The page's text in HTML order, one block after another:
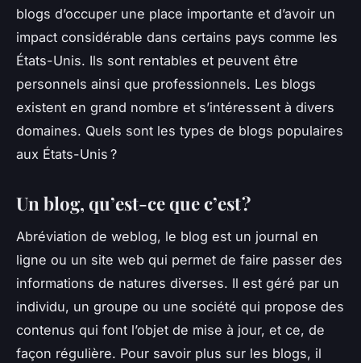
blogs d’occuper une place importante et d’avoir un
impact considérable dans certains pays comme les
États-Unis. Ils sont rentables et peuvent être
personnels ainsi que professionnels. Les blogs
existent en grand nombre et s’intéressent à divers
domaines. Quels sont les types de blogs populaires
aux États-Unis ?
Un blog, qu’est-ce que c’est ?
Abréviation de weblog, le blog est un journal en
ligne ou un site web qui permet de faire passer des
informations de natures diverses. Il est géré par un
individu, un groupe ou une société qui propose des
contenus qui font l’objet de mise à jour, et ce, de
façon régulière. Pour savoir plus sur les blogs, il